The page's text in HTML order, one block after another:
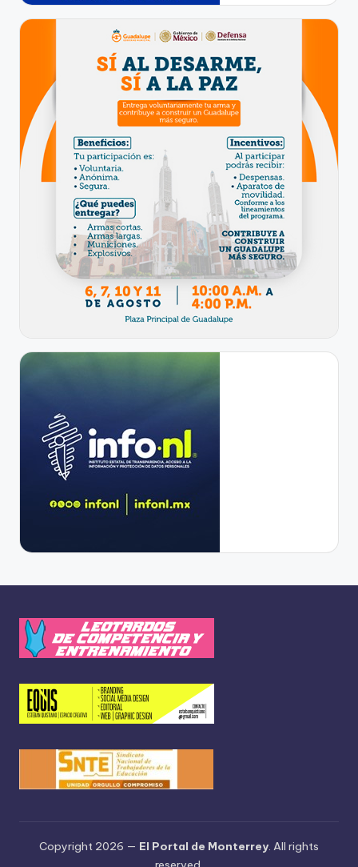
Copyright 2026 — El Portal de Monterrey. All rights